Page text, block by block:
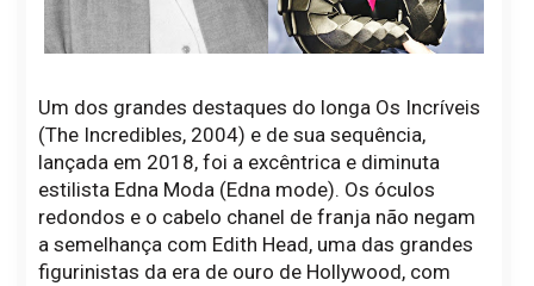
Um dos grandes destaques do longa Os Incríveis
(The Incredibles, 2004) e de sua sequência,
lançada em 2018, foi a excêntrica e diminuta
estilista Edna Moda (Edna mode). Os óculos
redondos e o cabelo chanel de franja não negam
a semelhança com Edith Head, uma das grandes
figurinistas da era de ouro de Hollywood, com